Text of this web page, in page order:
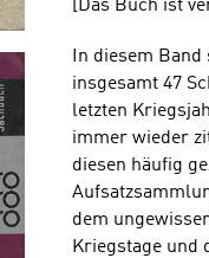
[Das Buch ist
In diesem
insgesamt 47
letzten
immer wieder
diesen häufig
dem
Kriegstage und